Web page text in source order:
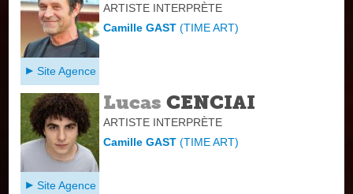
ARTISTE INTERPRÈTE
Camille GAST(TIME ART)
Site Agence
Lucas CENCIAI
ARTISTE INTERPRÈTE
Camille GAST(TIME ART)
Site Agence